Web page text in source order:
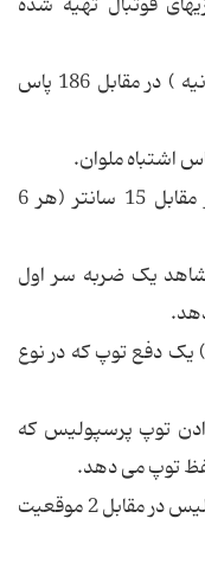
203 پاس صحیح پرسپولیس (هر 26 ثانیه ) در مقابل 186 پاس
27 سانتر (هر 3 دقیقه) پرسپولیس در مقابل 15 سانتر (هر 6
شاهد یک ضربه سر اول
شاهد بودیم (هر 35 ثانیه) یک دفع توپ که در نوع
توپ ملوان در مقابل 34 لودادن توپ پرسپولیس که
توپ می دهد.
4 موقعیت گل و ثبت یک گل برای پرسپولیس در مقابل 2 موقعیت